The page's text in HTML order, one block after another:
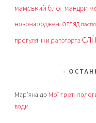
мамський блог мандри
новонароджені огляд
прогулянки рапопорта
Мар’яна до Мої треті
води